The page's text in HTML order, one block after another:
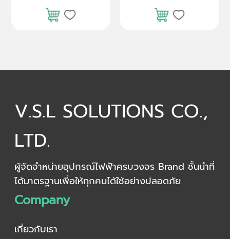
V.S.L SOLUTIONS CO.,
LTD.
ผู้จัดจำหน่ายอุปกรณ์ไฟฟ้าครบวงจร Brand ชั้นนำที่
ได้มาตรฐานเพื่อให้ทุกคนได้ใช้อย่างปลอดภัย
Company
เกี่ยวกับเรา